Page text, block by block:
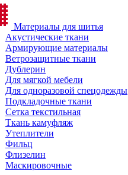
Материалы для шитья
Акустические ткани
Армирующие материалы
Ветрозащитные ткани
Дублерин
Для мягкой мебели
Для одноразовой спецодежды
Подкладочные ткани
Сетка текстильная
Ткань камуфляж
Утеплители
Фильц
Флизелин
Маскировочные